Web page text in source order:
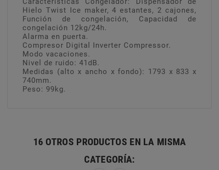
Hielo Twist Ice maker, 4 estantes, 2 cajones,
Función de congelación, Capacidad de
congelación 12kg/24h.
Alarma en puerta.
Compresor Digital Inverter Compressor.
Modo vacaciones.
Nivel de ruido: 41dB.
Medidas (alto x ancho x fondo): 1793 x 833 x
740mm.
Peso: 99kg.
16 OTROS PRODUCTOS EN LA MISMA
CATEGORÍA: